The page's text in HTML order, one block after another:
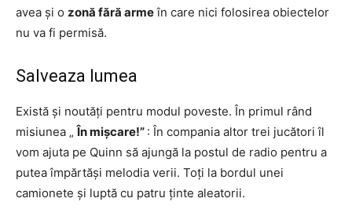
avea și o zonă fără armeîn care nici folosirea obiectelor
nu va fi permisă.
Salveaza lumea
Există și noutăți pentru modul poveste. În primul rând
misiunea „În mișcare!” : În compania altor trei jucători îl
vom ajuta pe Quinn să ajungă la postul de radio pentru a
putea împărtăși melodia verii. Toți la bordul unei
camionete și luptă cu patru ținte aleatorii.